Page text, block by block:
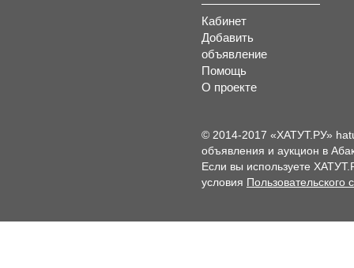
Кабинет
Добавить
объявление
Помощь
О проекте
© 2014-2017 «ХАТУТ.РУ»
объявления и аукцион в
Если вы используете
условия Пользовательского